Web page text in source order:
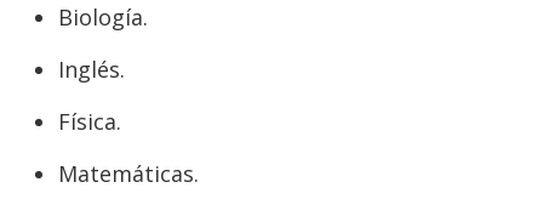
Biología.
Inglés.
Física.
Matemáticas.